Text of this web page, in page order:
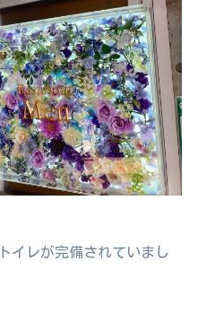
イレが完備されていまし